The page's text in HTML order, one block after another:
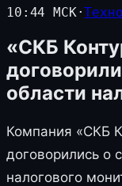
10:44 МСК·
«СКБ
области
Компания «СКБ
договорились о
налогового